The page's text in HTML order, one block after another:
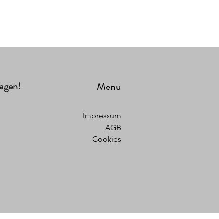
Menu
Impressum
AGB
Cookies